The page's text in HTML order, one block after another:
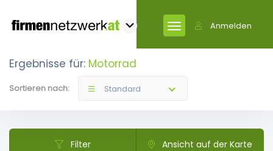
Anmelden
Ergebnisse für: Motorrad
Sortieren nach: Standard
Filter Ansicht auf der Karte